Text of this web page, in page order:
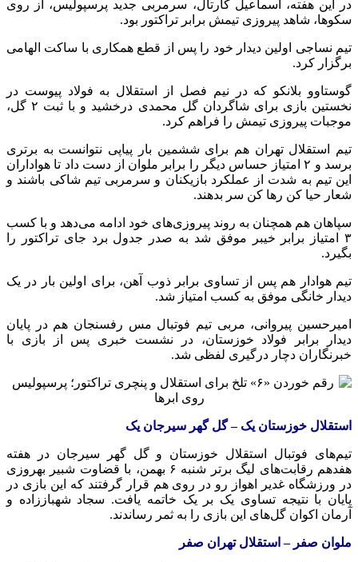
در این هفته، اسماعیل کارتال، سرمربی جدید پرسپولیس، از روی
سکوها، شاهد پیروزی تیمش برابر تراکتور بود.
تیم نساجی اولین دیدار خود را پس از قطع همکاری با ساکت الهامی
برگزار کرد.
گوستاوو بلانکو که در نیم فصل از استقلال به فولاد پیوست در
نخستین بازی برای شاگردان گل محمدی درخشید و با ثبت ۲ گل،
موجبات پیروزی تیمش را فراهم کرد.
تیم استقلال تهران هم برای ششمین بار پیاپی نتوانست به برتری
برسد و ۲ امتیاز حساس دیگر را برابر ملوان از دست داد تا هواداران
این تیم به شدت از عملکرد بازیکنان و سرمربی تیم شاکی باشند و
شعار حیا کن رها کن سر بدهند.
سپاهان هم همچنان به روند پیروزی‌های خود ادامه می‌دهد و با کسب
۳ امتیاز برابر خیبر موفق شد به صدر جدول برد جای تراکتور را
بگیرد.
تیم هوادار هم پس از تساوی برابر ذوب آهن، برای اولین بار در یک
دیدار خانگی موفق به کسب امتیاز شد.
امیرحسین پیروانی، مربی تیم فوتبال مس رفسنجان هم در پایان
دیدار برابر فولاد خوزستان، در نشست خبری پس از بازی با
خبرنگاران دچار درگیری لفظی شد.
استقلال خوزستان یک – گل گهر سیرجان یک
تیم‌های فوتبال استقلال خوزستان و گل گهر سیرجان در هفته
هفدهم رقابت‌های لیگ برتر شنبه ۶ بهمن، با قضاوت شبیر بهروزی
در ورزشگاه غدیر اهواز رو در روی هم قرار گرفتند که این بازی در
پایان با نتیجه تساوی یک بر یک خاتمه یافت. سجاد شهباززاده و
آرمان اکوان گل‌های این بازی را به ثمر رساندند.
ملوان صفر – استقلال تهران صفر